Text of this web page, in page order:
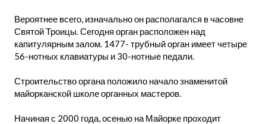
Вероятнее всего, изначально он располагался в часовне
Святой Троицы. Сегодня орган расположен над
капитулярным залом. 1477- трубный орган имеет четыре
56-нотных клавиатуры и 30-нотные педали.
Строительство органа положило начало знаменитой
майорканской школе органных мастеров.
Начиная с 2000 года, осенью на Майорке проходит